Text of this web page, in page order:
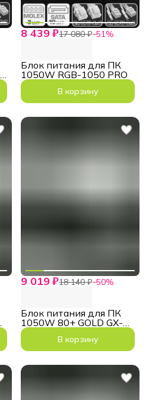
8 439 ₽17 080 ₽−51%
Блок питания для ПК
1050W RGB-1050 PRO
В корзину
9 019 ₽18 140 ₽−50%
Блок питания для ПК
1050W 80+ GOLD GX-
1050G PRO ATX3.1
В корзину